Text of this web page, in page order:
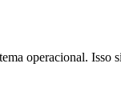
operacional.